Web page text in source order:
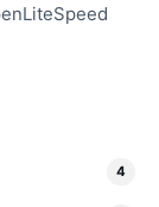
4